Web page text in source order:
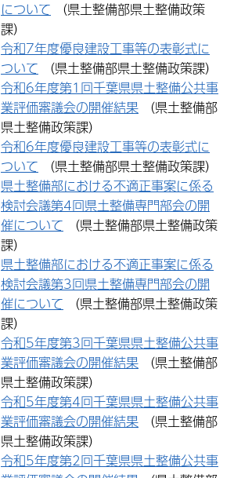
について
課）
令和7年度優良建設工事等の表彰式に
ついて
（県土整備部県土整備政策課）
令和6年度第1回千葉県県土整備公共事
業評価審議会の開催結果
県土整備政策課）
令和6年度優良建設工事等の表彰式に
ついて
（県土整備部県土整備政策課）
県土整備部における不適正事案に係る
検討会議第4回県土整備専門部会の開
催について
課）
県土整備部における不適正事案に係る
検討会議第3回県土整備専門部会の開
催について
課）
令和5年度第3回千葉県県土整備公共事
業評価審議会の開催結果
県土整備政策課）
令和5年度第4回千葉県県土整備公共事
業評価審議会の開催結果
県土整備政策課）
令和5年度第2回千葉県県土整備公共事